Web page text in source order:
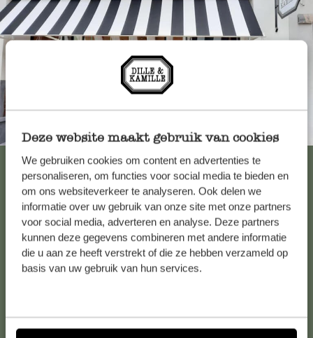
Deze website maakt gebruik van cookies
We gebruiken cookies om content en advertenties te
personaliseren, om functies voor social media te bieden en
om ons websiteverkeer te analyseren. Ook delen we
informatie over uw gebruik van onze site met onze partners
voor social media, adverteren en analyse. Deze partners
kunnen deze gegevens combineren met andere informatie
die u aan ze heeft verstrekt of die ze hebben verzameld op
basis van uw gebruik van hun services.
Immer in der Nähe
Alle 62 Geschäfte anzeigen
Kundenservice/Hilfe
Falls Sie Fragen haben oder Tipps und Hilfe brauchen, wenden
Sie sich bitte an unseren Kundenservice. Oder lesen Sie hier